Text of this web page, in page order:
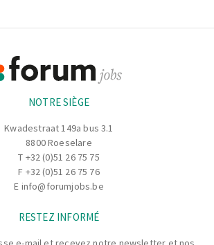
NOTRE SIÈGE
Kwadestraat 149a bus 3.1
8800 Roeselare
T +32 (0)51 26 75 75
F +32 (0)51 26 75 76
E info@forumjobs.be
RESTEZ INFORMÉ